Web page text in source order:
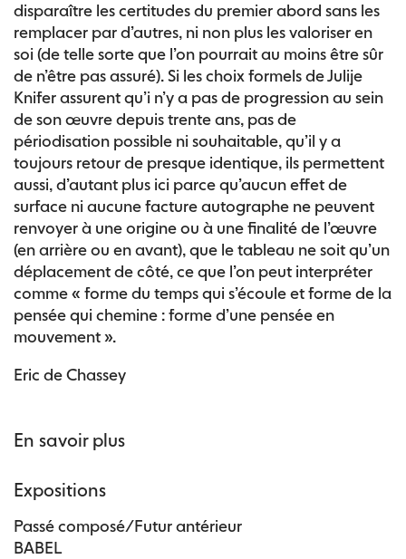
disparaître les certitudes du premier abord sans les
remplacer par d’autres, ni non plus les valoriser en
soi (de telle sorte que l’on pourrait au moins être sûr
de n’être pas assuré). Si les choix formels de Julije
Knifer assurent qu’i n’y a pas de progression au sein
de son œuvre depuis trente ans, pas de
périodisation possible ni souhaitable, qu’il y a
toujours retour de presque identique, ils permettent
aussi, d’autant plus ici parce qu’aucun effet de
surface ni aucune facture autographe ne peuvent
renvoyer à une origine ou à une finalité de l’œuvre
(en arrière ou en avant), que le tableau ne soit qu’un
déplacement de côté, ce que l’on peut interpréter
comme « forme du temps qui s’écoule et forme de la
pensée qui chemine : forme d’une pensée en
mouvement ».
Eric de Chassey
En savoir plus
Expositions
Passé composé/Futur antérieur
BABEL